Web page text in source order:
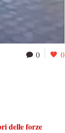
0 0
delle forze